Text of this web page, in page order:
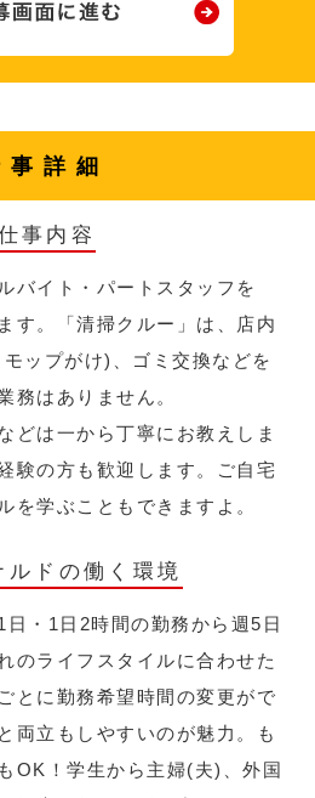
事詳細
事内容
バイト・パートスタッフを
す。「清掃クルー」は、店内
ップがけ)、ゴミ交換などを
務はありません。
どは一から丁寧にお教えしま
験の方も歓迎します。ご自宅
を学ぶこともできますよ。
ルドの働く環境
・1日2時間の勤務から週5日
のライフスタイルに合わせた
とに勤務希望時間の変更がで
両立もしやすいのが魅力。も
OK！学生から主婦(夫)、外国